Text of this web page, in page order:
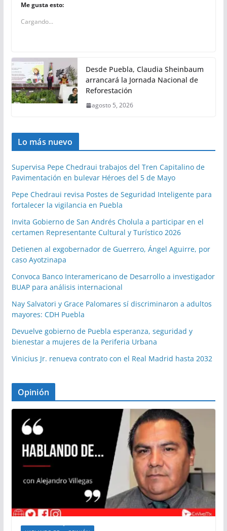
Me gusta esto:
Cargando...
Desde Puebla, Claudia Sheinbaum
arrancará la Jornada Nacional de
Reforestación
agosto 5, 2026
Lo más nuevo
Supervisa Pepe Chedraui trabajos del Tren Capitalino de
Pavimentación en bulevar Héroes del 5 de Mayo
Pepe Chedraui revisa Postes de Seguridad Inteligente para
fortalecer la vigilancia en Puebla
Invita Gobierno de San Andrés Cholula a participar en el
certamen Representante Cultural y Turístico 2026
Detienen al exgobernador de Guerrero, Ángel Aguirre, por
caso Ayotzinapa
Convoca Banco Interamericano de Desarrollo a investigador
BUAP para análisis internacional
Nay Salvatori y Grace Palomares sí discriminaron a adultos
mayores: CDH Puebla
Devuelve gobierno de Puebla esperanza, seguridad y
bienestar a mujeres de la Periferia Urbana
Vinicius Jr. renueva contrato con el Real Madrid hasta 2032
Opinión